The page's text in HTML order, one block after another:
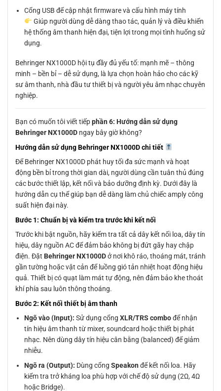
Cổng USB để cập nhật firmware và cấu hình máy tính
Giúp người dùng dễ dàng thao tác, quản lý và điều khiển
hệ thống âm thanh hiện đại, tiện lợi trong mọi tình huống sử
dụng.
Behringer NX1000D hội tụ đầy đủ yếu tố: mạnh mẽ – thông
minh – bền bỉ – dễ sử dụng, là lựa chọn hoàn hảo cho các kỹ
sư âm thanh, nhà đầu tư thiết bị và người yêu âm nhạc chuyên
nghiệp.
Bạn có muốn tôi viết tiếpphần 6: Hướng dẫn sử dụng
Behringer NX1000D ngay bây giờ không?
Hướng dẫn sử dụng Behringer NX1000D chi tiết
Để Behringer NX1000D phát huy tối đa sức mạnh và hoạt
động bền bỉ trong thời gian dài, người dùng cần tuân thủ đúng
các bước thiết lập, kết nối và bảo dưỡng định kỳ. Dưới đây là
hướng dẫn cụ thể giúp bạn dễ dàng làm chủ chiếc amply công
suất hiện đại này.
Bước 1: Chuẩn bị và kiểm tra trước khi kết nối
Trước khi bật nguồn, hãy kiểm tra tất cả dây kết nối loa, dây tín
hiệu, dây nguồn AC để đảm bảo không bị đứt gãy hay chập
điện. Đặt Behringer NX1000Dở nơi khô ráo, thoáng mát, tránh
gần tường hoặc vật cản để luồng gió tản nhiệt hoạt động hiệu
quả. Thiết bị có quạt làm mát tự động, nên đảm bảo khe thoát
khí phía sau luôn thông thoáng.
Bước 2: Kết nối thiết bị âm thanh
Ngõ vào (Input): Sử dụng cổngXLR/TRS combođể nhận
tín hiệu âm thanh từ mixer, soundcard hoặc thiết bị phát
nhạc. Nên dùng dây tín hiệu cân bằng (balanced) để giảm
nhiễu.
Ngõ ra (Output): Dùng cổngSpeakon để kết nối loa. Hãy
kiểm tra trở kháng loa phù hợp với chế độ sử dụng (2Ω, 4Ω
hoặc Bridge).